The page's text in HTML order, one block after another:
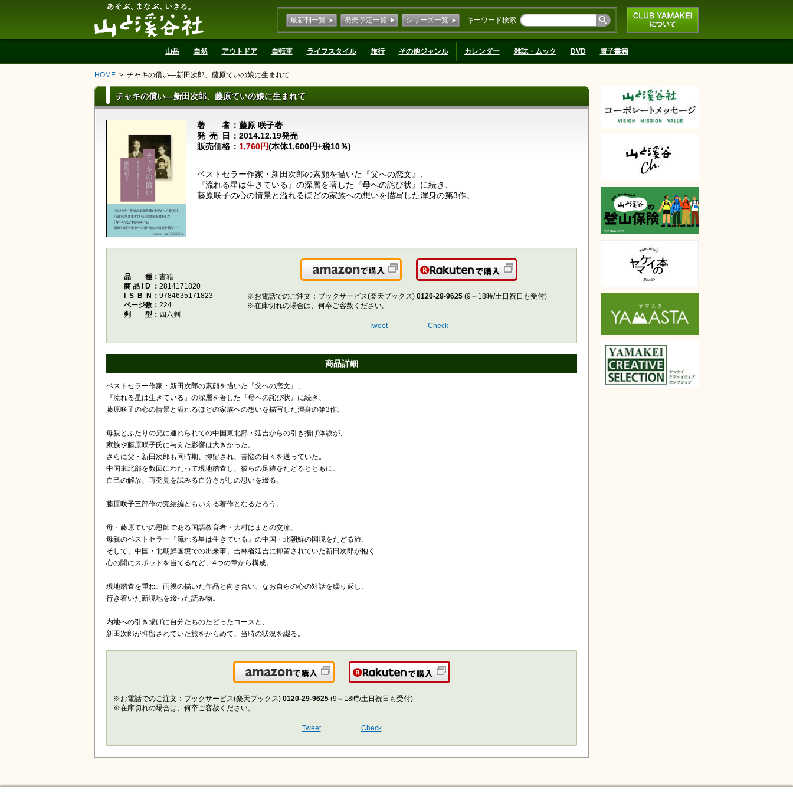
CLUB YAMAKEIにつ
いて
キーワード検索
最新刊一覧 発売予定一覧 シリーズ一覧
山岳 自然 アウトドア 自転車 ライフスタイル 旅行 その他ジャンル カレンダー 雑誌・ムック DVD 電子書籍
HOME チャキの償い―新田次郎、藤原ていの娘に生まれて
チャキの償い―新田次郎、藤原ていの娘に生まれて
著者藤原 咲子著
発売日 2014.12.19発売
販売価格
1,760円(本体1,600円+税10％)
ベストセラー作家・新田次郎の素顔を描いた『父への恋文』、
『流れる星は生きている』の深層を著した『母への詫び状』に続き、
藤原咲子の心の情景と溢れるほどの家族への想いを描写した渾身の第3作。
品種書籍
商品ID
2814171820
ISBN
9784635171823
ページ数
224
判型四六判
Amazonで購入 楽天で購入
※お電話でのご注文：ブックサービス(楽天ブックス) 0120-29-9625 (9～18時/土日祝日も受付)
※在庫切れの場合は、何卒ご容赦ください。
Tweet Check
商品詳細
ベストセラー作家・新田次郎の素顔を描いた『父への恋文』、
『流れる星は生きている』の深層を著した『母への詫び状』に続き、
藤原咲子の心の情景と溢れるほどの家族への想いを描写した渾身の第3作。
母親とふたりの兄に連れられての中国東北部・延吉からの引き揚げ体験が、
家族や藤原咲子氏に与えた影響は大きかった。
さらに父・新田次郎も同時期、抑留され、苦悩の日々を送っていた。
中国東北部を数回にわたって現地踏査し、彼らの足跡をたどるとともに、
自己の解放、再発見を試みる自分さがしの思いを綴る。
藤原咲子三部作の完結編ともいえる著作となるだろう。
母・藤原ていの恩師である国語教育者・大村はまとの交流、
母親のベストセラー『流れる星は生きている』の中国・北朝鮮の国境をたどる旅、
そして、中国・北朝鮮国境での出来事、吉林省延吉に抑留されていた新田次郎が抱く
心の闇にスポットを当てるなど、4つの章から構成。
現地踏査を重ね、両親の描いた作品と向き合い、なお自らの心の対話を繰り返し、
行き着いた新境地を綴った読み物。
内地への引き揚げに自分たちのたどったコースと、
新田次郎が抑留されていた旅をからめて、当時の状況を綴る。
Amazonで購入 楽天で購入
※お電話でのご注文：ブックサービス(楽天ブックス) 0120-29-9625 (9～18時/土日祝日も受付)
※在庫切れの場合は、何卒ご容赦ください。
Tweet Check